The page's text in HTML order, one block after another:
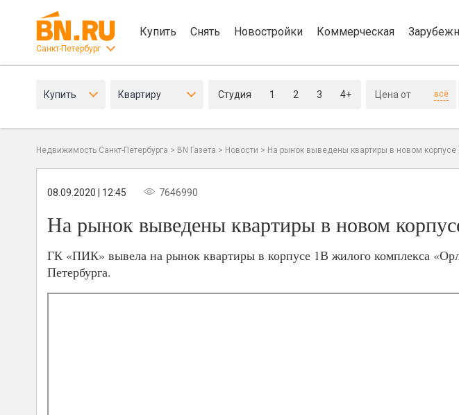
Санкт-Петербург
Купить Снять Новостройки Коммерческая
Купить Квартиру Студия 1 2 3 4+ всё
Недвижимость Санкт-Петербурга > BN Газета > Новости > На рынок выведены квартиры в новом
08.09.2020 | 12:45 7646990
На рынок выведены квартиры в новом
ГК «ПИК» вывела на рынок квартиры в корпусе 1В жилого комплекса
Петербурга.